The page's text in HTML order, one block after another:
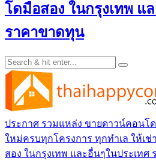
โดมือสอง ในกรุงเทพ แ
ราคาขาดทุน
ประกาศ รวมแหล่ง ขายดาวน์คอนโ
ใหม่ครบทุกโครงการ ทุกทำเล ให้เ
สอง ในกรุงเทพ และอื่นๆในประเทศ